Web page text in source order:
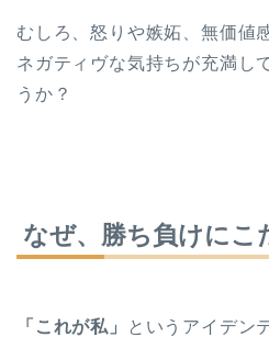
むしろ、怒りや嫉妬、無価値
ネガティヴな気持ちが充満し
うか？
なぜ、勝ち負けにこ
「これが私」
というアイデン